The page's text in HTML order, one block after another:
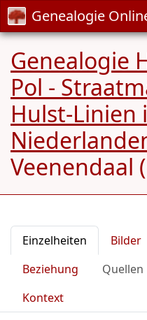
Genealogie
Genealogie
Pol -
Hulst-Linien
Veenendaal
Einzelheiten Bilder
Beziehung
Quellen
Kontext